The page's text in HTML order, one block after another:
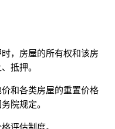
，房屋的所有权和该房
抵押。
和各类房屋的重置价格
院规定。